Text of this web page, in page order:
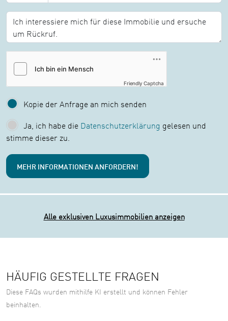
Nachricht:
Friendly Captcha
Kopie der Anfrage an mich senden
Ja, ich habe die Datenschutzerklärung gelesen und
stimme dieser zu.
Alle exklusiven Luxusimmobilien anzeigen
HÄUFIG GESTELLTE FRAGEN
Diese FAQs wurden mithilfe KI erstellt und können Fehler
beinhalten.